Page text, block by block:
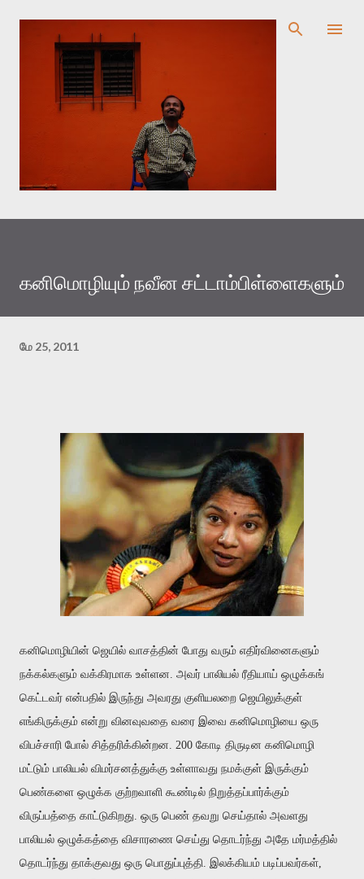
முதன்மை உள்ளடக்கத்திற்குச் செல்
கனிமொழியும் நவீன சட்டாம்பிள்ளைகளும்
மே 25, 2011
கனிமொழியின் ஜெயில் வாசத்தின் போது வரும் எதிர்வினைகளும்
நக்கல்களும் வக்கிரமாக உள்ளன. அவர் பாலியல் ரீதியாய் ஒழுக்கங்
கெட்டவர் என்பதில் இருந்து அவரது குளியலறை ஜெயிலுக்குள்
எங்கிருக்கும் என்று வினவுவதை வரை இவை கனிமொழியை ஒரு
விபச்சாரி போல் சித்தரிக்கின்றன.
200 கோடி திருடின கனிமொழி
மட்டும் பாலியல் விமர்சனத்துக்கு உள்ளாவது நமக்குள் இருக்கும்
பெண்களை ஒழுக்க குற்றவாளி கூண்டில் நிறுத்தப்பார்க்கும்
விருப்பத்தை காட்டுகிறது. ஒரு பெண் தவறு செய்தால் அவளது
பாலியல் ஒழுக்கத்தை விசாரணை செய்து தொடர்ந்து அதே மர்மத்தில்
தொடர்ந்து தாக்குவது ஒரு பொதுப்புத்தி. இலக்கியம் படிப்பவர்கள்,